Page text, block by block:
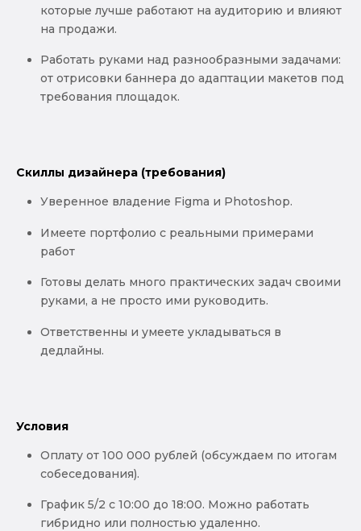
которые лучше работают на аудиторию и влияют
на продажи.
Работать руками над разнообразными задачами:
от отрисовки баннера до адаптации макетов под
требования площадок.
Скиллы дизайнера (требования)
Уверенное владение Figma и Photoshop.
Имеете портфолио с реальными примерами
работ
Готовы делать много практических задач своими
руками, а не просто ими руководить.
Ответственны и умеете укладываться в
дедлайны.
Условия
Оплату от 100 000 рублей (обсуждаем по итогам
собеседования).
График 5/2 с 10:00 до 18:00. Можно работать
гибридно или полностью удаленно.